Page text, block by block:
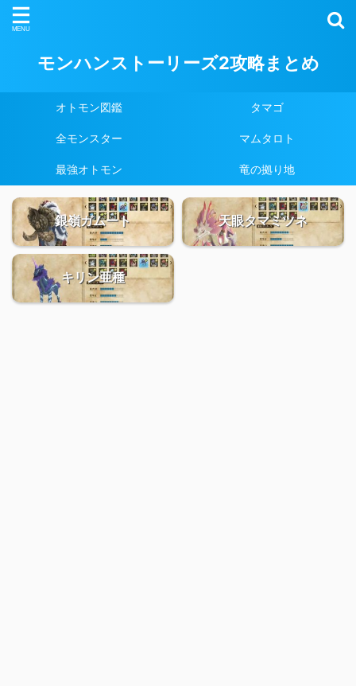
モンハンストーリーズ2攻略まとめ
オトモン図鑑 タマゴ
全モンスター マムタロト
最強オトモン 竜の拠り地
銀嶺ガムート 天眼タマミツネ
キリン亜種